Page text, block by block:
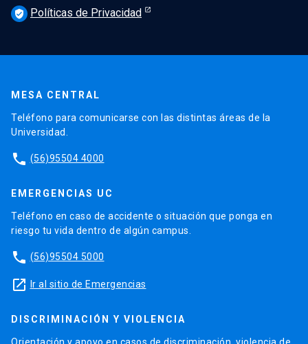
verified_user Políticas de Privacidad
MESA CENTRAL
Teléfono para comunicarse con las distintas áreas de la
Universidad.
phone (56)95504 4000
EMERGENCIAS UC
Teléfono en caso de accidente o situación que ponga en
riesgo tu vida dentro de algún campus.
phone (56)95504 5000
launch Ir al sitio de Emergencias
DISCRIMINACIÓN Y VIOLENCIA